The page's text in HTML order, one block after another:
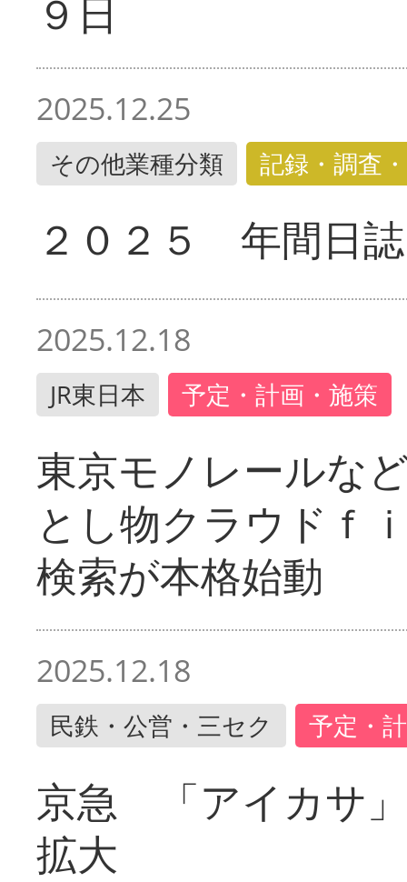
９日
2025.12.25
その他業種分類 記録・調査
２０２５ 年間日誌
2025.12.18
JR東日本 予定・計画・施策
東京モノレールな
とし物クラウドｆ
検索が本格始動
2025.12.18
民鉄・公営・三セク 予定・
京急 「アイカサ
拡大